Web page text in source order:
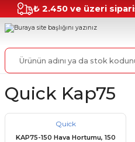
₺ 2.450 ve üzeri
Quick Kap75
Quick
KAP75-150 Hava Hortumu, 150